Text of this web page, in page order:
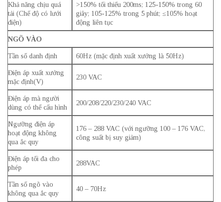
Khả năng chịu quá
tải (Chế độ có lưới
điện)
>150% tối thiểu 200ms; 125-150% trong 60
giây; 105-125% trong 5 phút; ≤105% hoạt
động liên tục
NGÕ VÀO
Tần số danh định 60Hz (mặc định xuất xưởng là 50Hz)
Điện áp xuất xưởng
mặc định(V)
230 VAC
Điện áp mà người
dùng có thể cấu hình
200/208/220/230/240 VAC
Ngưỡng điện áp
hoạt động không
qua ắc quy
176 – 288 VAC (với ngưỡng 100 – 176 VAC,
công suất bị suy giảm)
Điện áp tối đa cho
phép
288VAC
Tần số ngõ vào
không qua ắc quy
40 – 70Hz